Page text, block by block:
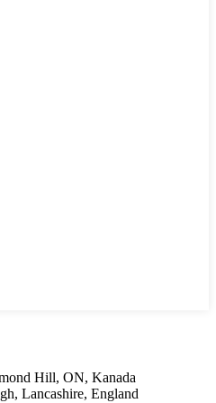
Hill, ON, Kanada
Lancashire, England